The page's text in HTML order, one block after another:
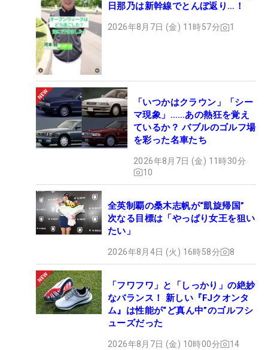
日那乃は新幹線でとんぼ返り…！
2026年8月7日 (金) 11時57分 1
「いつかはクラウン」「シー
マ現象」……あの熱狂を覚え
ているか？ バブルのゴルフ場
を彩った名車たち
2026年8月7日 (金) 11時30分
10
全英制覇の桑木志帆が“凱旋帰国”
次なる目標は「やっぱり女王を狙い
たい」
2026年8月4日 (火) 16時58分 8
「フワフワ」と「しっかり」の絶妙
なバランス！ 新しい『FJクオンタ
ム』は性能が“ど真ん中”のゴルフシ
ューズだった
2026年8月7日 (金) 10時00分 14